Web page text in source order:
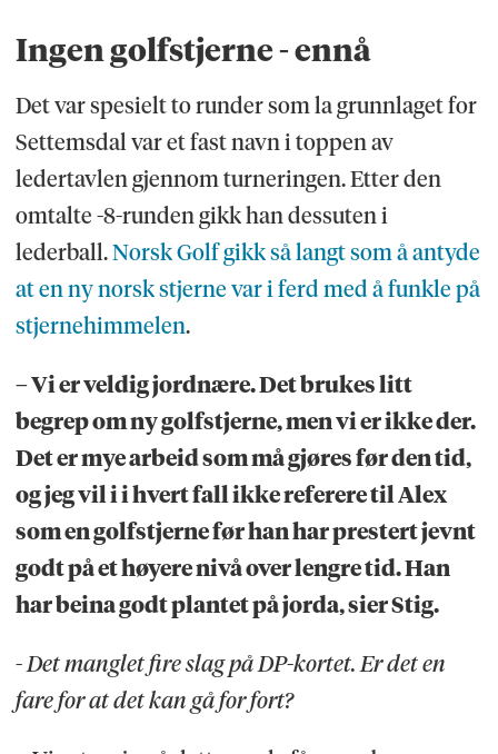
Ingen golfstjerne - ennå
Det var spesielt to runder som la grunnlaget for
Settemsdal var et fast navn i toppen av
ledertavlen gjennom turneringen. Etter den
omtalte -8-runden gikk han dessuten i
lederball.Norsk Golf gikk så langt som å antyde
at en ny norsk stjerne var i ferd med å funkle på
stjernehimmelen.
– Vi er veldig jordnære. Det brukes litt
begrep om ny golfstjerne, men vi er ikke der.
Det er mye arbeid som må gjøres før den tid,
og jeg vil i i hvert fall ikke referere til Alex
som en golfstjerne før han har prestert jevnt
godt på et høyere nivå over lengre tid. Han
har beina godt plantet på jorda, sier Stig.
- Det manglet fire slag på DP-kortet. Er det en
fare for at det kan gå for fort?